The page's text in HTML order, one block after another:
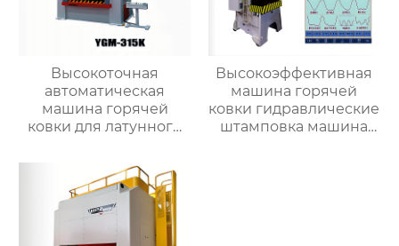
Высокоточная
автоматическая
машина горячей
ковки для латунного
Высокоэффективная
машина горячей
ковки гидравлические
штамповка машина